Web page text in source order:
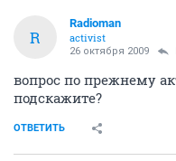
R
Radioman
activist
26 октября 2009
вопрос по прежнему
подскажите?
ОТВЕТИТЬ